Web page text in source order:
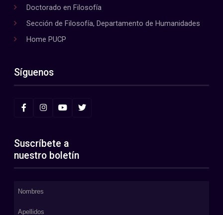
Doctorado en Filosofía
Sección de Filosofía, Departamento de Humanidades
Home PUCP
Síguenos
Suscríbete a
nuestro boletín